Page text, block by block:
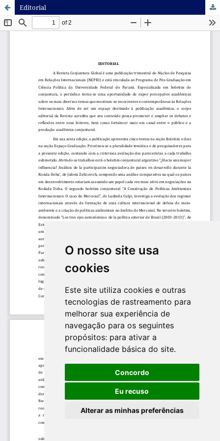
O nosso site usa
cookies
Este site utiliza cookies e outras
tecnologias de rastreamento para
melhorar sua experiência de
navegação para os seguintes
propósitos: para ativar a
funcionalidade básica do site.
Concordo
Eu recuso
Alterar as minhas preferências
Editorial